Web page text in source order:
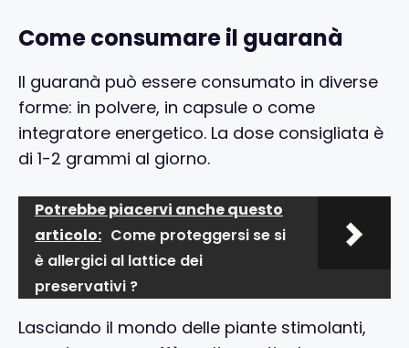
Come consumare il guaranà
Il guaranà può essere consumato in diverse
forme: in polvere, in capsule o come
integratore energetico. La dose consigliata è
di 1-2 grammi al giorno.
Potrebbe piacervi anche questo
articolo: Come proteggersi se si
è allergici al lattice dei
preservativi ?
Lasciando il mondo delle piante stimolanti,